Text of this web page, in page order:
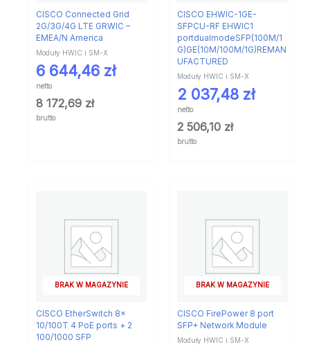
CISCO Connected Grid
2G/3G/4G LTE GRWIC –
EMEA/N America
Moduły HWIC i SM-X
6 644,46 zł
netto
8 172,69 zł
brutto
CISCO EHWIC-1GE-
SFPCU-RF EHWIC1
portdualmodeSFP(100M/1
G)GE(10M/100M/1G)REMAN
UFACTURED
Moduły HWIC i SM-X
2 037,48 zł
netto
2 506,10 zł
brutto
BRAK W MAGAZYNIE
CISCO EtherSwitch 8x
10/100T 4 PoE ports + 2
100/1000 SFP
BRAK W MAGAZYNIE
CISCO FirePower 8 port
SFP+ Network Module
Moduły HWIC i SM-X